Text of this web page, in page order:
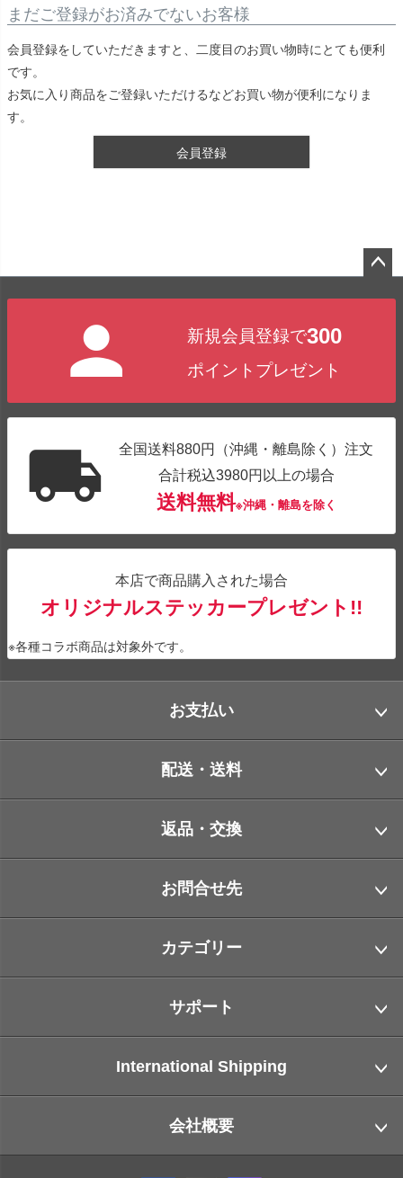
まだご登録がお済みでないお客様
会員登録をしていただきますと、二度目のお買い物時にとても便利
です。
お気に入り商品をご登録いただけるなどお買い物が便利になりま
す。
会員登録
新規会員登録で300
ポイントプレゼント
全国送料880円（沖縄・離島除く）注文
合計税込3980円以上の場合
送料無料※沖縄・離島を除く
本店で商品購入された場合
オリジナルステッカープレゼント!!
※各種コラボ商品は対象外です。
お支払い
配送・送料
返品・交換
お問合せ先
カテゴリー
サポート
International Shipping
会社概要